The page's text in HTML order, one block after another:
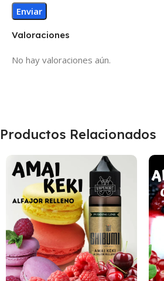
Valoraciones
No hay valoraciones aún.
Productos Relacionados